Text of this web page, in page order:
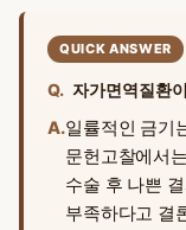
QUICK ANSWER
Q. 자가면역질환
A.일률적인 금기
문헌고찰에서
수술 후 나쁜
부족하다고 결